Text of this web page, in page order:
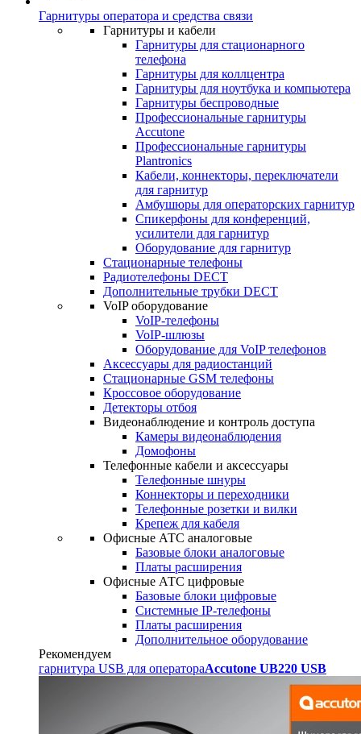
Гарнитуры оператора и средства связи
Гарнитуры и кабели
Гарнитуры для стационарного
телефона
Гарнитуры для коллцентра
Гарнитуры для ноутбука и компьютера
Гарнитуры беспроводные
Профессиональные гарнитуры
Accutone
Профессиональные гарнитуры
Plantronics
Кабели, коннекторы, переключатели
для гарнитур
Амбушюры для операторских гарнитур
Cпикерфоны для конференций,
усилители для гарнитур
Оборудование для гарнитур
Стационарные телефоны
Радиотелефоны DECT
Дополнительные трубки DECT
VoIP оборудование
VoIP-телефоны
VoIP-шлюзы
Оборудование для VoIP телефонов
Аксессуары для радиостанций
Стационарные GSM телефоны
Кроссовое оборудование
Детекторы отбоя
Видеонаблюдение и контроль доступа
Камеры видеонаблюдения
Домофоны
Телефонные кабели и аксессуары
Телефонные шнуры
Коннекторы и переходники
Телефонные розетки и вилки
Крепеж для кабеля
Офисные АТС аналоговые
Базовые блоки аналоговые
Платы расширения
Офисные АТС цифровые
Базовые блоки цифровые
Системные IP-телефоны
Платы расширения
Дополнительное оборудование
Рекомендуем
гарнитура USB для оператораAccutone UB220 USB